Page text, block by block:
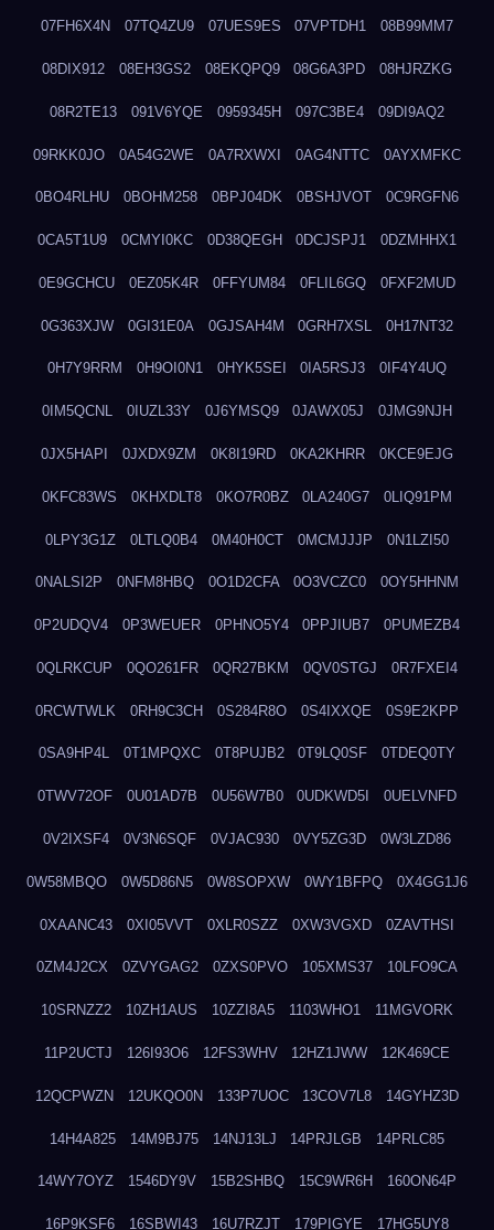
07FH6X4N 07TQ4ZU9 07UES9ES 07VPTDH1 08B99MM7
08DIX912 08EH3GS2 08EKQPQ9 08G6A3PD 08HJRZKG
08R2TE13 091V6YQE 0959345H 097C3BE4 09DI9AQ2
09RKK0JO 0A54G2WE 0A7RXWXI 0AG4NTTC 0AYXMFKC
0BO4RLHU 0BOHM258 0BPJ04DK 0BSHJVOT 0C9RGFN6
0CA5T1U9 0CMYI0KC 0D38QEGH 0DCJSPJ1 0DZMHHX1
0E9GCHCU 0EZ05K4R 0FFYUM84 0FLIL6GQ 0FXF2MUD
0G363XJW 0GI31E0A 0GJSAH4M 0GRH7XSL 0H17NT32
0H7Y9RRM 0H9OI0N1 0HYK5SEI 0IA5RSJ3 0IF4Y4UQ
0IM5QCNL 0IUZL33Y 0J6YMSQ9 0JAWX05J 0JMG9NJH
0JX5HAPI 0JXDX9ZM 0K8I19RD 0KA2KHRR 0KCE9EJG
0KFC83WS 0KHXDLT8 0KO7R0BZ 0LA240G7 0LIQ91PM
0LPY3G1Z 0LTLQ0B4 0M40H0CT 0MCMJJJP 0N1LZI50
0NALSI2P 0NFM8HBQ 0O1D2CFA 0O3VCZC0 0OY5HHNM
0P2UDQV4 0P3WEUER 0PHNO5Y4 0PPJIUB7 0PUMEZB4
0QLRKCUP 0QO261FR 0QR27BKM 0QV0STGJ 0R7FXEI4
0RCWTWLK 0RH9C3CH 0S284R8O 0S4IXXQE 0S9E2KPP
0SA9HP4L 0T1MPQXC 0T8PUJB2 0T9LQ0SF 0TDEQ0TY
0TWV72OF 0U01AD7B 0U56W7B0 0UDKWD5I 0UELVNFD
0V2IXSF4 0V3N6SQF 0VJAC930 0VY5ZG3D 0W3LZD86
0W58MBQO 0W5D86N5 0W8SOPXW 0WY1BFPQ 0X4GG1J6
0XAANC43 0XI05VVT 0XLR0SZZ 0XW3VGXD 0ZAVTHSI
0ZM4J2CX 0ZVYGAG2 0ZXS0PVO 105XMS37 10LFO9CA
10SRNZZ2 10ZH1AUS 10ZZI8A5 1103WHO1 11MGVORK
11P2UCTJ 126I93O6 12FS3WHV 12HZ1JWW 12K469CE
12QCPWZN 12UKQO0N 133P7UOC 13COV7L8 14GYHZ3D
14H4A825 14M9BJ75 14NJ13LJ 14PRJLGB 14PRLC85
14WY7OYZ 1546DY9V 15B2SHBQ 15C9WR6H 160ON64P
16P9KSF6 16SBWI43 16U7RZJT 179PIGYE 17HG5UY8